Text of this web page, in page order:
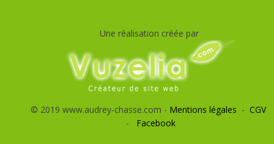
Une réalisation créée par
© 2019 www.audrey-chasse.com - Mentions légales - CGV
- Facebook